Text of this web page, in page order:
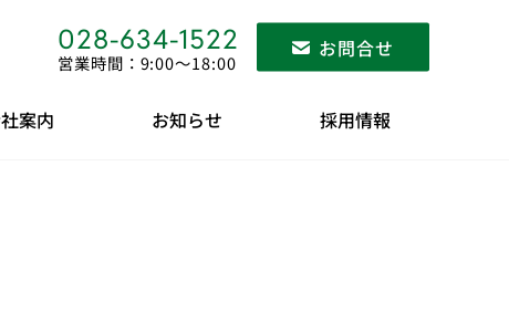
028-634-1522
営業時間：9:00〜18:00
お問合せ
案内 お知らせ 採用情報